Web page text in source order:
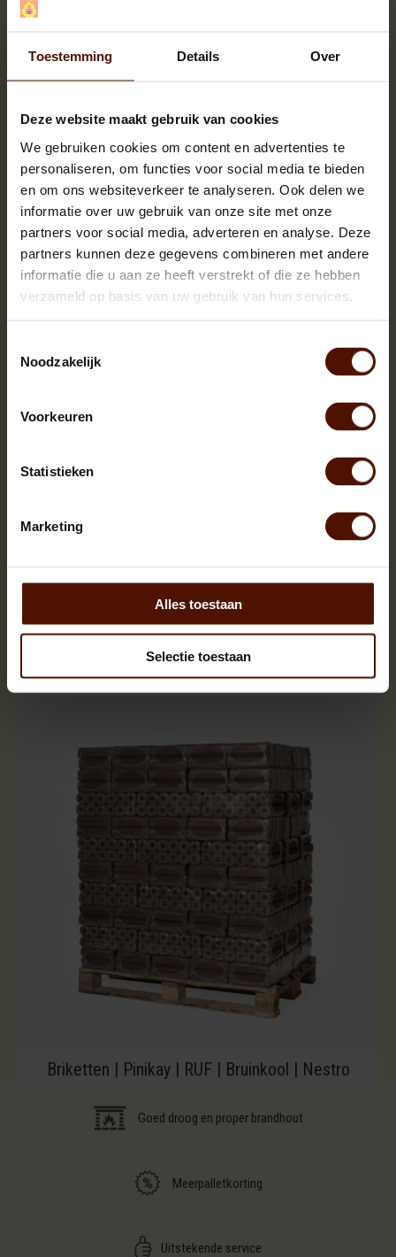
Toestemming Details Over
Deze website maakt gebruik van cookies
We gebruiken cookies om content en advertenties te
personaliseren, om functies voor social media te bieden
en om ons websiteverkeer te analyseren. Ook delen we
informatie over uw gebruik van onze site met onze
partners voor social media, adverteren en analyse. Deze
partners kunnen deze gegevens combineren met andere
informatie die u aan ze heeft verstrekt of die ze hebben
verzameld op basis van uw gebruik van hun services.
Noodzakelijk
Voorkeuren
Statistieken
Marketing
Alles toestaan
Selectie toestaan
Netzakken | 60 of 90 stuks | bloklengte ca.25 cm.
ca.120x80x200cm. | bloklengte ca.25 cm.
Briketten | Pinikay | RUF | Bruinkool | Nestro
Goed droog en proper brandhout
Meerpalletkorting
Uitstekende service